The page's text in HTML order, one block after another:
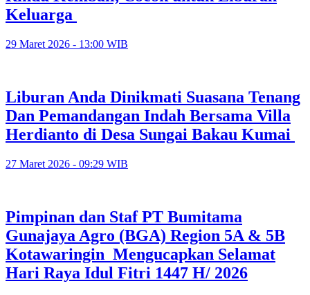
Keluarga
29 Maret 2026 - 13:00 WIB
Liburan Anda Dinikmati Suasana Tenang
Dan Pemandangan Indah Bersama Villa
Herdianto di Desa Sungai Bakau Kumai
27 Maret 2026 - 09:29 WIB
Pimpinan dan Staf PT Bumitama
Gunajaya Agro (BGA) Region 5A & 5B
Kotawaringin Mengucapkan Selamat
Hari Raya Idul Fitri 1447 H/ 2026